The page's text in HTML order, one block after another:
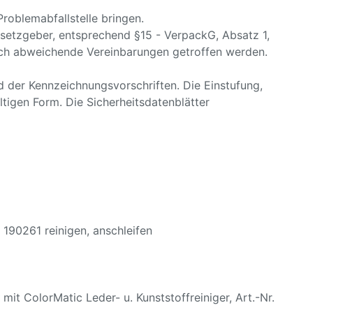
bringen.
entsprechend §15 - VerpackG, Absatz 1,
abweichende Vereinbarungen getroffen werden.
Kennzeichnungsvorschriften. Die Einstufung,
Form. Die Sicherheitsdatenblätter
reinigen, anschleifen
ColorMatic Leder- u. Kunststoffreiniger, Art.-Nr.